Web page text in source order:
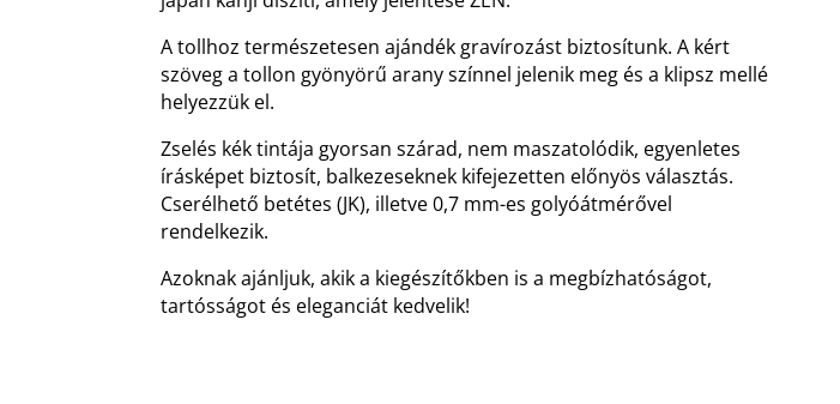
A tollhoz természetesen ajándék gravírozást biztosítunk. A kért
szöveg a tollon gyönyörű arany színnel jelenik meg és a klipsz mellé
helyezzük el.
Zselés kék tintája gyorsan szárad, nem maszatolódik, egyenletes
írásképet biztosít, balkezeseknek kifejezetten előnyös választás.
Cserélhető betétes (JK), illetve 0,7 mm-es golyóátmérővel
rendelkezik.
Azoknak ajánljuk, akik a kiegészítőkben is a megbízhatóságot,
tartósságot és eleganciát kedvelik!